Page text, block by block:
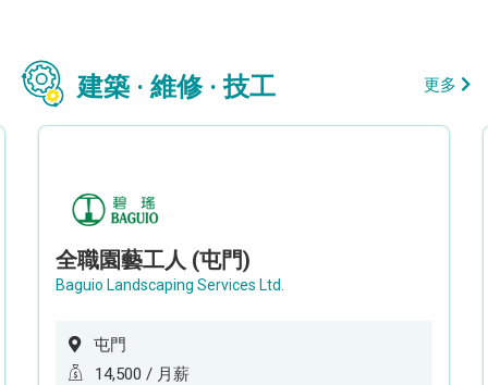
建築 · 維修 · 技工 更多
全職園藝工人 (屯門)
Baguio Landscaping Services Ltd.
屯門
14,500 / 月薪